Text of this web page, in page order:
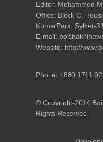
Editor: Mohammed
Office: Block C,
KumarPara, Sylhet-
E-mail:
Website: http://
Phone: +880 1711
© Copyright-2014
Rights Reserved